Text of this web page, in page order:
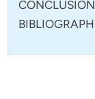
CONCLUSION